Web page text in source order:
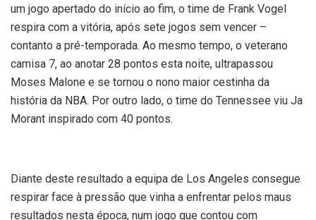
um jogo apertado do início ao fim, o time de Frank Vogel
respira com a vitória, após sete jogos sem vencer –
contanto a pré-temporada. Ao mesmo tempo, o veterano
camisa 7, ao anotar 28 pontos esta noite, ultrapassou
Moses Malone e se tornou o nono maior cestinha da
história da NBA. Por outro lado, o time do Tennessee viu Ja
Morant inspirado com 40 pontos.
Diante deste resultado a equipa de Los Angeles consegue
respirar face à pressão que vinha a enfrentar pelos maus
resultados nesta época, num jogo que contou com